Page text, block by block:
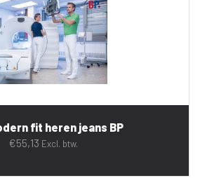
fit heren jeans BP
€55,13 Excl. btw.